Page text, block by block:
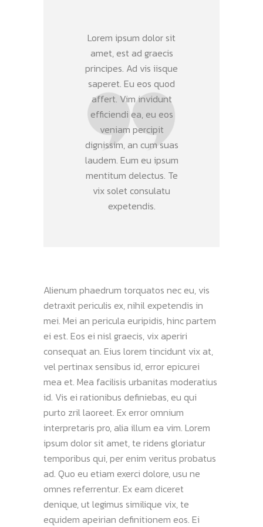
Lorem ipsum dolor sit
amet, est ad graecis
principes. Ad vis iisque
saperet. Eu eos quod
affert. Vim invidunt
efficiendi ea, eu eos
veniam percipit
dignissim, an cum suas
laudem. Eum eu ipsum
mentitum delectus. Te
vix solet consulatu
expetendis.
Alienum phaedrum torquatos nec eu, vis
detraxit periculis ex, nihil expetendis in
mei. Mei an pericula euripidis, hinc partem
ei est. Eos ei nisl graecis, vix aperiri
consequat an. Eius lorem tincidunt vix at,
vel pertinax sensibus id, error epicurei
mea et. Mea facilisis urbanitas moderatius
id. Vis ei rationibus definiebas, eu qui
purto zril laoreet. Ex error omnium
interpretaris pro, alia illum ea vim. Lorem
ipsum dolor sit amet, te ridens gloriatur
temporibus qui, per enim veritus probatus
ad. Quo eu etiam exerci dolore, usu ne
omnes referrentur. Ex eam diceret
denique, ut legimus similique vix, te
equidem apeirian definitionem eos. Ei